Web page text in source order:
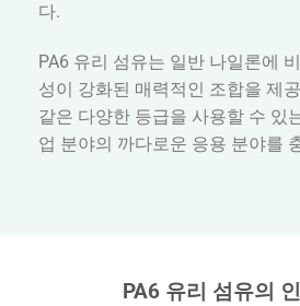
다.
PA6 유리 섬유는 일반 나일론에
성이 강화된 매력적인 조합을 제
같은 다양한 등급을 사용할 수 있
업 분야의 까다로운 응용 분야를
PA6 유리 섬유의